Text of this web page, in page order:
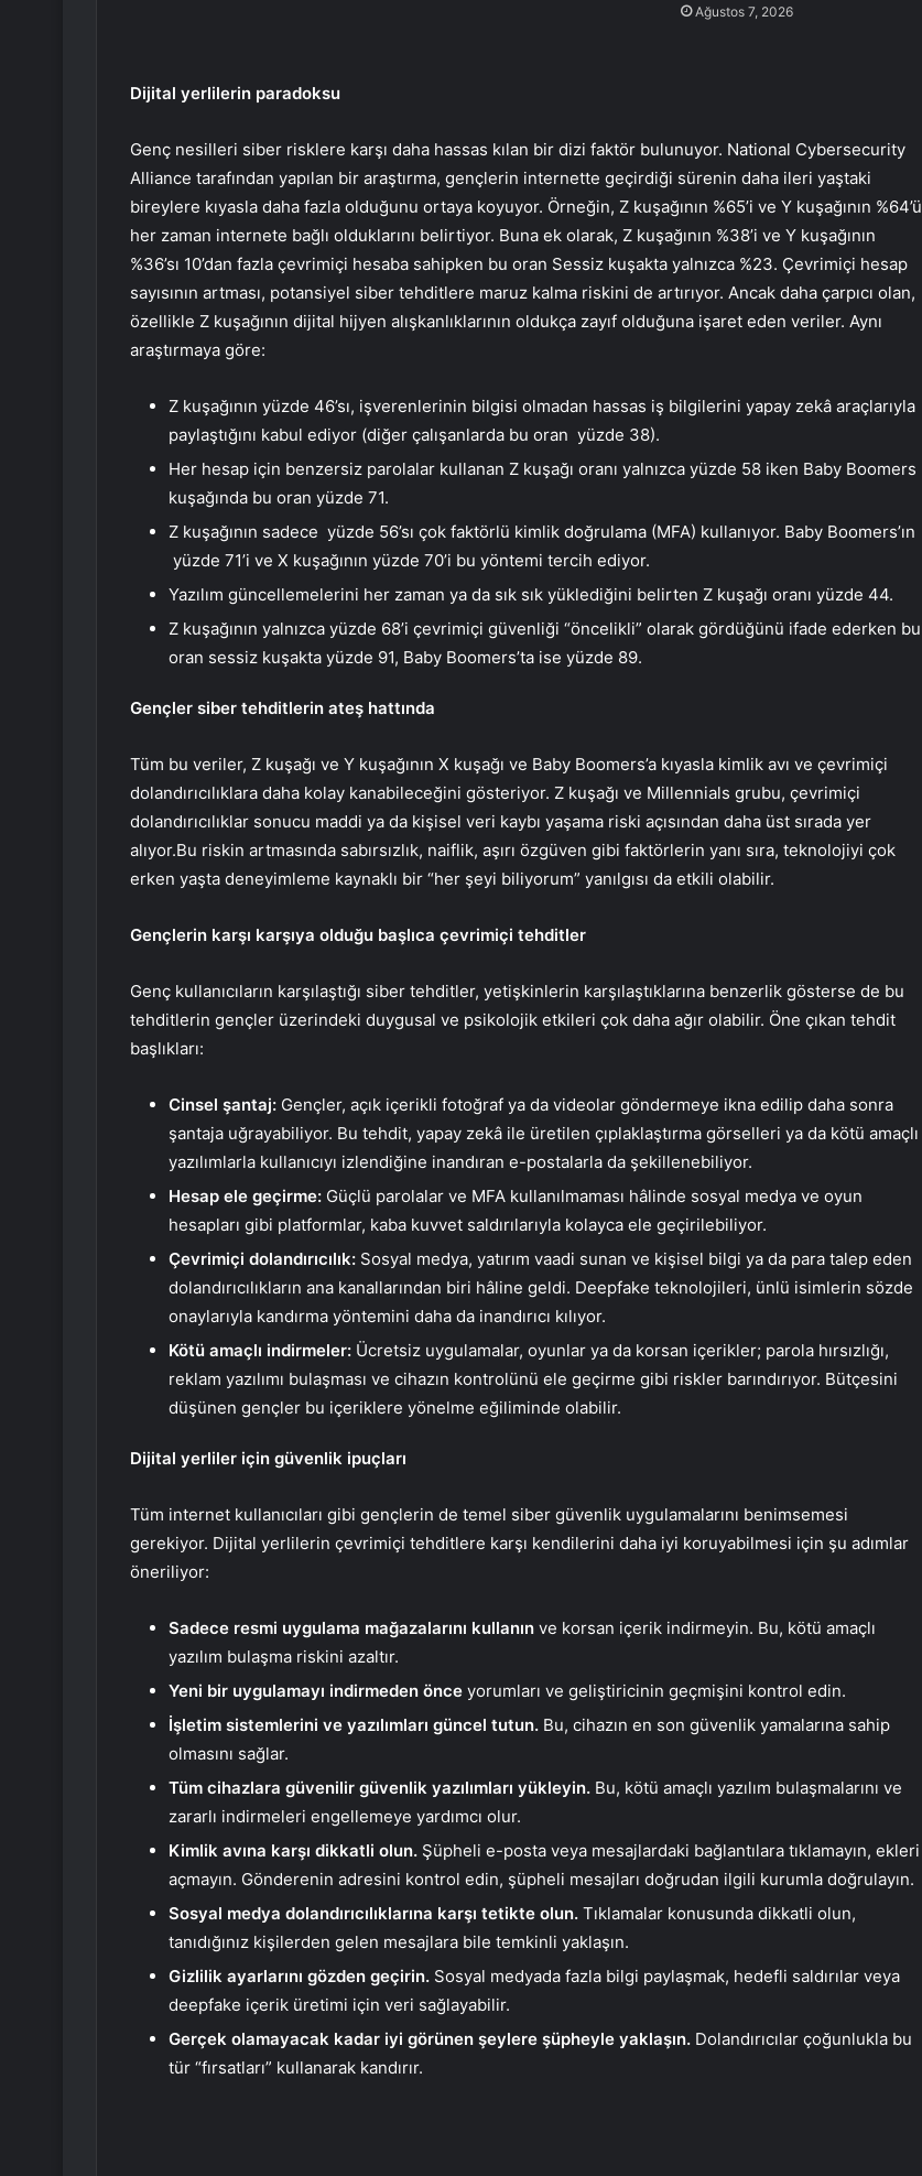
Ağustos 7, 2026
Dijital yerlilerin paradoksu
Genç nesilleri siber risklere karşı daha hassas kılan bir dizi faktör bulunuyor. National Cybersecurity
Alliance tarafından yapılan bir araştırma, gençlerin internette geçirdiği sürenin daha ileri yaştaki
bireylere kıyasla daha fazla olduğunu ortaya koyuyor. Örneğin, Z kuşağının %65’i ve Y kuşağının %64’ü
her zaman internete bağlı olduklarını belirtiyor. Buna ek olarak, Z kuşağının %38’i ve Y kuşağının
%36’sı 10’dan fazla çevrimiçi hesaba sahipken bu oran Sessiz kuşakta yalnızca %23. Çevrimiçi hesap
sayısının artması, potansiyel siber tehditlere maruz kalma riskini de artırıyor. Ancak daha çarpıcı olan,
özellikle Z kuşağının dijital hijyen alışkanlıklarının oldukça zayıf olduğuna işaret eden veriler. Aynı
araştırmaya göre:
Z kuşağının yüzde 46’sı, işverenlerinin bilgisi olmadan hassas iş bilgilerini yapay zekâ araçlarıyla
paylaştığını kabul ediyor (diğer çalışanlarda bu oran yüzde 38).
Her hesap için benzersiz parolalar kullanan Z kuşağı oranı yalnızca yüzde 58 iken Baby Boomers
kuşağında bu oran yüzde 71.
Z kuşağının sadece yüzde 56’sı çok faktörlü kimlik doğrulama (MFA) kullanıyor. Baby Boomers’ın
yüzde 71’i ve X kuşağının yüzde 70’i bu yöntemi tercih ediyor.
Yazılım güncellemelerini her zaman ya da sık sık yüklediğini belirten Z kuşağı oranı yüzde 44.
Z kuşağının yalnızca yüzde 68’i çevrimiçi güvenliği “öncelikli” olarak gördüğünü ifade ederken bu
oran sessiz kuşakta yüzde 91, Baby Boomers’ta ise yüzde 89.
Gençler siber tehditlerin ateş hattında
Tüm bu veriler, Z kuşağı ve Y kuşağının X kuşağı ve Baby Boomers’a kıyasla kimlik avı ve çevrimiçi
dolandırıcılıklara daha kolay kanabileceğini gösteriyor. Z kuşağı ve Millennials grubu, çevrimiçi
dolandırıcılıklar sonucu maddi ya da kişisel veri kaybı yaşama riski açısından daha üst sırada yer
alıyor.Bu riskin artmasında sabırsızlık, naiflik, aşırı özgüven gibi faktörlerin yanı sıra, teknolojiyi çok
erken yaşta deneyimleme kaynaklı bir “her şeyi biliyorum” yanılgısı da etkili olabilir.
Gençlerin karşı karşıya olduğu başlıca çevrimiçi tehditler
Genç kullanıcıların karşılaştığı siber tehditler, yetişkinlerin karşılaştıklarına benzerlik gösterse de bu
tehditlerin gençler üzerindeki duygusal ve psikolojik etkileri çok daha ağır olabilir. Öne çıkan tehdit
başlıkları:
Cinsel şantaj: Gençler, açık içerikli fotoğraf ya da videolar göndermeye ikna edilip daha sonra
şantaja uğrayabiliyor. Bu tehdit, yapay zekâ ile üretilen çıplaklaştırma görselleri ya da kötü amaçlı
yazılımlarla kullanıcıyı izlendiğine inandıran e-postalarla da şekillenebiliyor.
Hesap ele geçirme: Güçlü parolalar ve MFA kullanılmaması hâlinde sosyal medya ve oyun
hesapları gibi platformlar, kaba kuvvet saldırılarıyla kolayca ele geçirilebiliyor.
Çevrimiçi dolandırıcılık: Sosyal medya, yatırım vaadi sunan ve kişisel bilgi ya da para talep eden
dolandırıcılıkların ana kanallarından biri hâline geldi. Deepfake teknolojileri, ünlü isimlerin sözde
onaylarıyla kandırma yöntemini daha da inandırıcı kılıyor.
Kötü amaçlı indirmeler: Ücretsiz uygulamalar, oyunlar ya da korsan içerikler; parola hırsızlığı,
reklam yazılımı bulaşması ve cihazın kontrolünü ele geçirme gibi riskler barındırıyor. Bütçesini
düşünen gençler bu içeriklere yönelme eğiliminde olabilir.
Dijital yerliler için güvenlik ipuçları
Tüm internet kullanıcıları gibi gençlerin de temel siber güvenlik uygulamalarını benimsemesi
gerekiyor. Dijital yerlilerin çevrimiçi tehditlere karşı kendilerini daha iyi koruyabilmesi için şu adımlar
öneriliyor:
Sadece resmi uygulama mağazalarını kullanın ve korsan içerik indirmeyin. Bu, kötü amaçlı
yazılım bulaşma riskini azaltır.
Yeni bir uygulamayı indirmeden önce yorumları ve geliştiricinin geçmişini kontrol edin.
İşletim sistemlerini ve yazılımları güncel tutun. Bu, cihazın en son güvenlik yamalarına sahip
olmasını sağlar.
Tüm cihazlara güvenilir güvenlik yazılımları yükleyin. Bu, kötü amaçlı yazılım bulaşmalarını ve
zararlı indirmeleri engellemeye yardımcı olur.
Kimlik avına karşı dikkatli olun. Şüpheli e-posta veya mesajlardaki bağlantılara tıklamayın, ekleri
açmayın. Gönderenin adresini kontrol edin, şüpheli mesajları doğrudan ilgili kurumla doğrulayın.
Sosyal medya dolandırıcılıklarına karşı tetikte olun. Tıklamalar konusunda dikkatli olun,
tanıdığınız kişilerden gelen mesajlara bile temkinli yaklaşın.
Gizlilik ayarlarını gözden geçirin. Sosyal medyada fazla bilgi paylaşmak, hedefli saldırılar veya
deepfake içerik üretimi için veri sağlayabilir.
Gerçek olamayacak kadar iyi görünen şeylere şüpheyle yaklaşın. Dolandırıcılar çoğunlukla bu
tür “fırsatları” kullanarak kandırır.